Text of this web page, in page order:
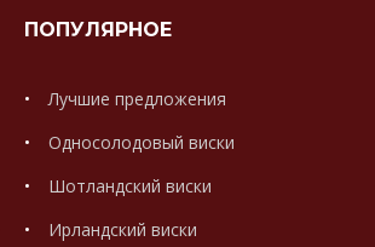
ПОПУЛЯРНОЕ
Лучшие предложения
Односолодовый виски
Шотландский виски
Ирландский виски